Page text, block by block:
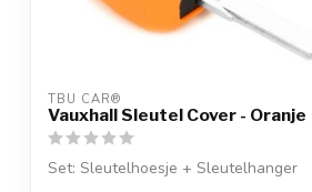
TBU CAR®
Vauxhall Sleutel Cover - Oranje
Set: Sleutelhoesje + Sleutelhanger